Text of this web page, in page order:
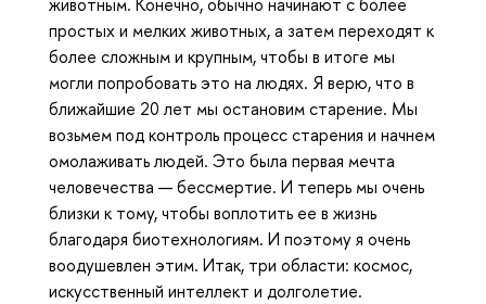
простых и мелких животных, а затем переходят к
более сложным и крупным, чтобы в итоге мы
могли попробовать это на людях. Я верю, что в
ближайшие 20 лет мы остановим старение. Мы
возьмем под контроль процесс старения и начнем
омолаживать людей. Это была первая мечта
человечества — бессмертие. И теперь мы очень
близки к тому, чтобы воплотить ее в жизнь
благодаря биотехнологиям. И поэтому я очень
воодушевлен этим. Итак, три области: космос,
искусственный интеллект и долголетие.